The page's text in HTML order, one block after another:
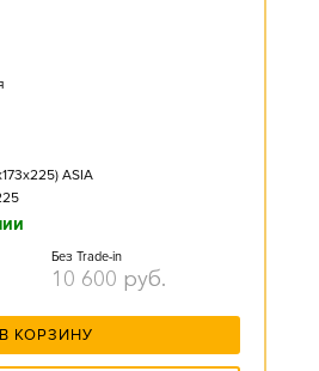
ASIA
Без Trade-in
10 600 руб.
В КОРЗИНУ